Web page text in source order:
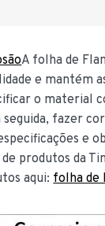
A folha de
e mantém
o material
seguida, fazer
e
de produtos da
aqui:folha de